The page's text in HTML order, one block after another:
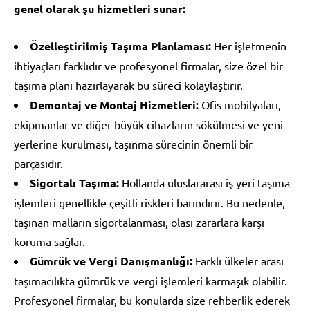
genel olarak şu hizmetleri sunar:
Özelleştirilmiş Taşıma Planlaması: Her işletmenin
ihtiyaçları farklıdır ve profesyonel firmalar, size özel bir
taşıma planı hazırlayarak bu süreci kolaylaştırır.
Demontaj ve Montaj Hizmetleri: Ofis mobilyaları,
ekipmanlar ve diğer büyük cihazların sökülmesi ve yeni
yerlerine kurulması, taşınma sürecinin önemli bir
parçasıdır.
Sigortalı Taşıma: Hollanda uluslararası iş yeri taşıma
işlemleri genellikle çeşitli riskleri barındırır. Bu nedenle,
taşınan malların sigortalanması, olası zararlara karşı
koruma sağlar.
Gümrük ve Vergi Danışmanlığı: Farklı ülkeler arası
taşımacılıkta gümrük ve vergi işlemleri karmaşık olabilir.
Profesyonel firmalar, bu konularda size rehberlik ederek